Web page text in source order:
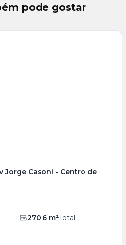
pode gostar
Jorge Casoni - Centro de
270,6 m²Total